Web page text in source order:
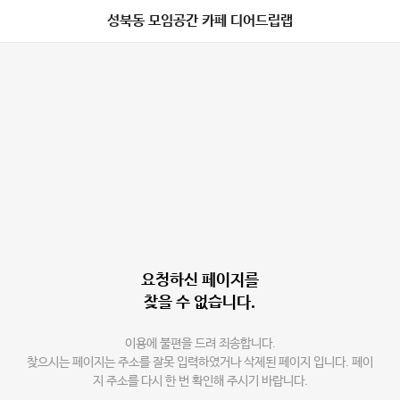
성북동 모임공간 카페 디어드립랩
요청하신 페이지를
찾을 수 없습니다.
이용에 불편을 드려 죄송합니다.
찾으시는 페이지는 주소를 잘못 입력하였거나 삭제된 페이지 입니다. 페이
지 주소를 다시 한 번 확인해 주시기 바랍니다.